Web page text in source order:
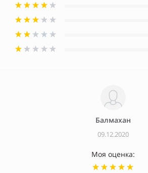
Балмахан
09.12.2020
Моя оценка: